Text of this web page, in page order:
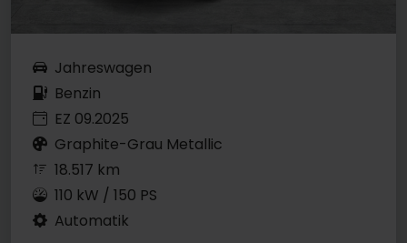
Jahreswagen
Benzin
EZ 09.2025
Graphite-Grau Metallic
18.517 km
110 kW / 150 PS
Automatik